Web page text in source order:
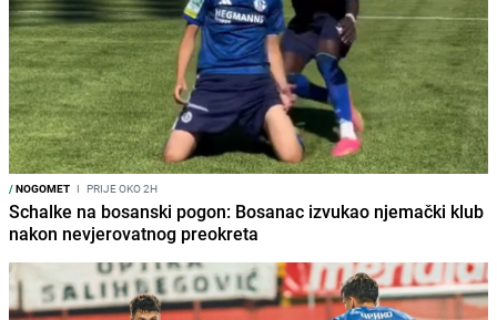
/NOGOMET I PRIJE OKO 2H
Schalke na bosanski pogon: Bosanac izvukao njemački klub
nakon nevjerovatnog preokreta